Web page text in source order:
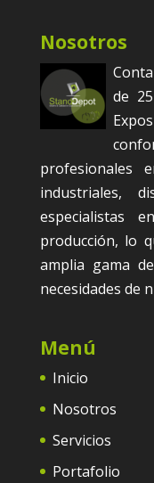
Nosotros
de
profesionales
industriales,
especialistas
producción, lo
amplia gama
necesidades de
Menú
Inicio
Nosotros
Servicios
Portafolio